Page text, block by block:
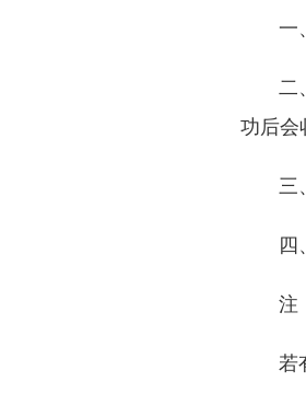
一、
二、
功后会
三、
四、
注：
若有